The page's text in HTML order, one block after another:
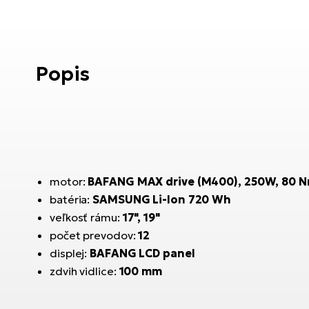
Popis
motor: BAFANG MAX drive (M400), 250W, 80
batéria: SAMSUNG Li-Ion 720 Wh
veľkosť rámu: 17", 19"
počet prevodov: 12
displej: BAFANG LCD panel
zdvih vidlice: 100 mm